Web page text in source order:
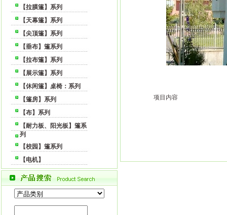
【拉膜篷】系列
【天幕篷】系列
【尖顶篷】系列
【垂布】篷系列
【拉布篷】系列
【展示篷】系列
【休闲篷】桌椅：系列
【篷房】系列
【布】系列
【耐力板、阳光板】篷系
列
【校园】篷系列
【电机】
项目内容